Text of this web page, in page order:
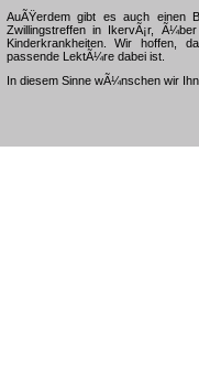
AuÃŸerdem gibt es auch einen
Zwillingstreffen in IkervÃ¡r,
Kinderkrankheiten. Wir hoffen,
passende LektÃ¼re dabei ist.
In diesem Sinne wÃ¼nschen wir